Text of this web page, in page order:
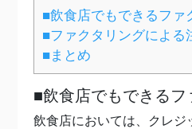
■飲食店でもできるファ
■ファクタリングによる
■まとめ
■飲食店でもできるフ
飲食店においては、クレジ